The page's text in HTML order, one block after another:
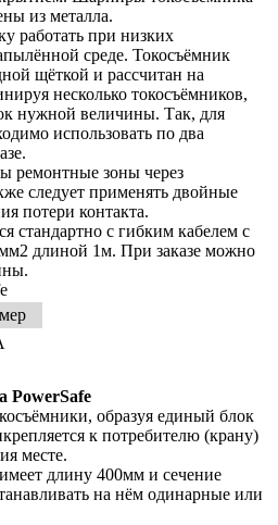
из металла.
работать при низких
среде. Токосъёмник
щёткой и рассчитан на
несколько токосъёмников,
нужной величины. Так, для
использовать по два
ремонтные зоны через
следует применять двойные
потери контакта.
стандартно с гибким кабелем с
длиной 1м. При заказе можно
PowerSafe
образуя единый блок
к потребителю (крану)
месте.
длину 400мм и сечение
на нём одинарные или